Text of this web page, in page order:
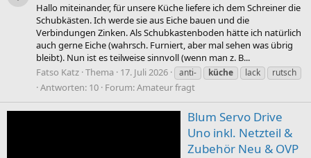
Hallo miteinander, für unsere Küche liefere ich dem Schreiner die
Schubkästen. Ich werde sie aus Eiche bauen und die
Verbindungen Zinken. Als Schubkastenboden hätte ich natürlich
auch gerne Eiche (wahrsch. Furniert, aber mal sehen was übrig
bleibt). Nun ist es teilweise sinnvoll (wenn man z. B...
Fatso Katz Thema 17. Juli 2026 anti- küche lack rutsch
Antworten: 10 Forum:Amateur fragt
Blum Servo Drive
Uno inkl. Netzteil &
Zubehör Neu & OVP